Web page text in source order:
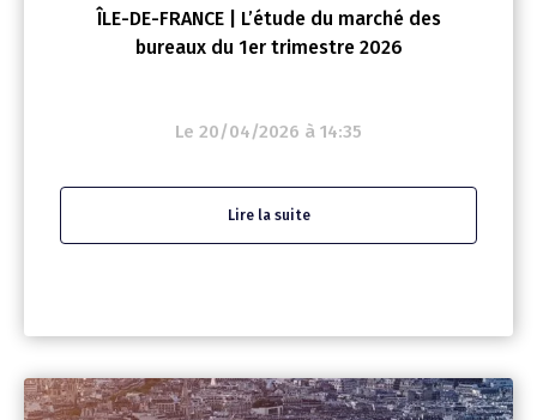
ÎLE-DE-FRANCE | L’étude du marché des
bureaux du 1er trimestre 2026
Le 20/04/2026 à 14:35
Lire la suite